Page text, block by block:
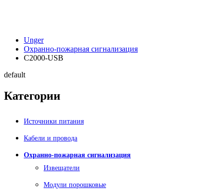
Unger
Охранно-пожарная сигнализация
С2000-USB
default
Категории
Источники питания
Кабели и провода
Охранно-пожарная сигнализация
Извещатели
Модули порошковые